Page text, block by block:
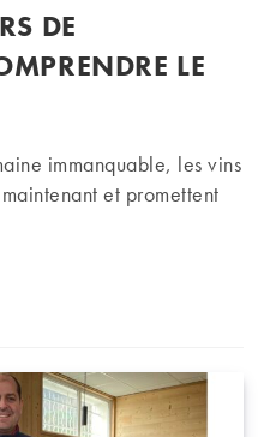
DE
LE
immanquable, les vins
et promettent
de Bourgogne : comprendre le